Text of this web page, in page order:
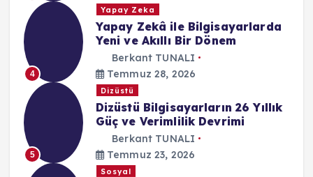
4
Yapay Zeka
Yapay Zekâ ile Bilgisayarlarda
Yeni ve Akıllı Bir Dönem
Berkant TUNALI
Temmuz 28, 2026
5
Dizüstü
Dizüstü Bilgisayarların 26 Yıllık
Güç ve Verimlilik Devrimi
Berkant TUNALI
Temmuz 23, 2026
Sosyal